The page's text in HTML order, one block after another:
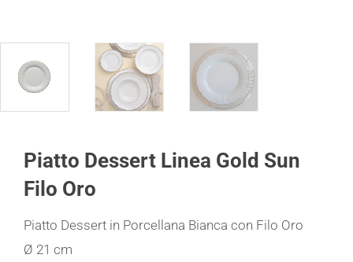
Piatto Dessert Linea Gold Sun
Filo Oro
Piatto Dessert in Porcellana Bianca con Filo Oro
Ø 21 cm